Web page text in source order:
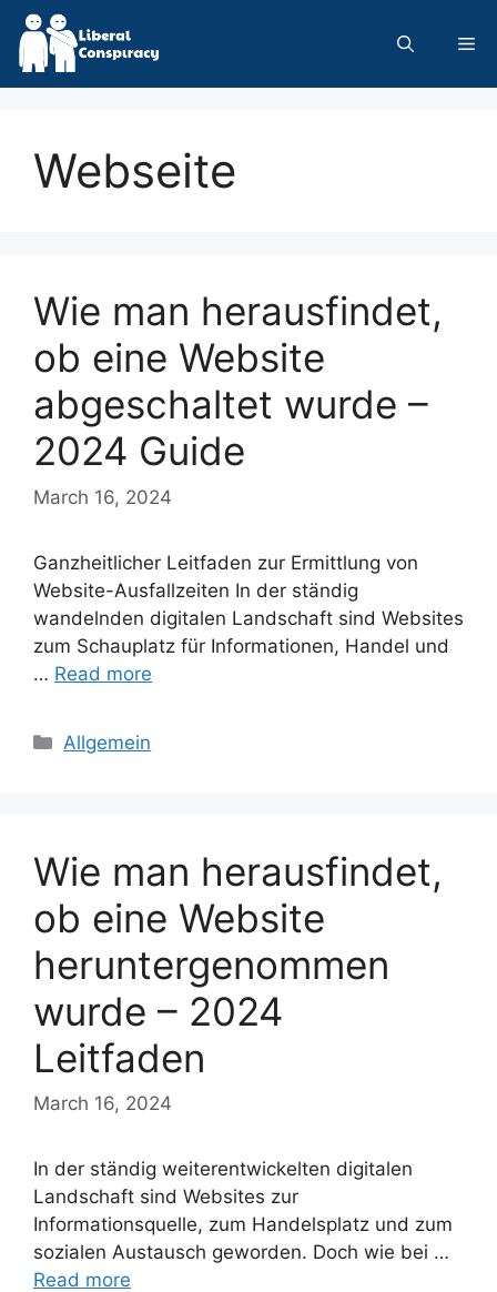
Skip
content
Webseite
Wie man herausfindet,
ob eine Website
abgeschaltet wurde –
2024 Guide
March 16, 2024
Ganzheitlicher Leitfaden zur Ermittlung von
Website-Ausfallzeiten In der ständig
wandelnden digitalen Landschaft sind Websites
zum Schauplatz für Informationen, Handel und
… Read more
Categories
Allgemein
Wie man herausfindet,
ob eine Website
heruntergenommen
wurde – 2024
Leitfaden
March 16, 2024
In der ständig weiterentwickelten digitalen
Landschaft sind Websites zur
Informationsquelle, zum Handelsplatz und zum
sozialen Austausch geworden. Doch wie bei …
Read more